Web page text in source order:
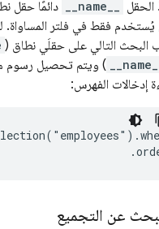
الحقل __name__
دائمًا حقل
يُستخدم فقط في فلتر المساواة.
البحث التالي على حقلَي نطاق (
__name__
) ويتم تحصيل رسوم
إدخالات الفهرس:
عن التجميع